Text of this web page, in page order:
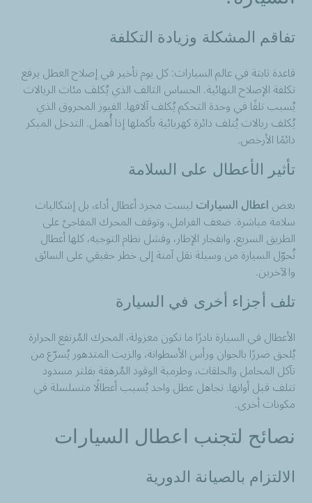
تفاقم المشكلة وزيادة التكلفة
قاعدة ثابتة في عالم السيارات: كل يوم تأخير في إصلاح العطل يرفع
تكلفة الإصلاح النهائية. الحساس التالف الذي يُكلف مئات الريالات
يُسبب تلفًا في وحدة التحكم يُكلف آلافها. الفيوز المحروق الذي
يُكلف ريالات يُتلف دائرة كهربائية بأكملها إذا أُهمل. التدخل المبكر
دائمًا الأرخص.
تأثير الأعطال على السلامة
بعضاعطال السياراتليست مجرد أعطال أداء، بل إشكاليات
سلامة مباشرة. ضعف الفرامل، وتوقف المحرك المفاجئ على
الطريق السريع، وانفجار الإطار، وفشل نظام التوجيه، كلها أعطال
تُحوّل السيارة من وسيلة نقل آمنة إلى خطر حقيقي على السائق
والآخرين.
تلف أجزاء أخرى في السيارة
الأعطال في السيارة نادرًا ما تكون معزولة، المحرك المُرتفع الحرارة
يُلحق ضررًا بالجوان ورأس الأسطوانة، والزيت المتدهور يُسرّع من
تآكل المحامل والحلقات، وطرمبة الوقود المُرهقة بفلتر مسدود
تتلف قبل أوانها. تجاهل عطل واحد يُسبب أعطالًا متسلسلة في
مكونات أخرى.
نصائح لتجنب اعطال السيارات
الالتزام بالصيانة الدورية